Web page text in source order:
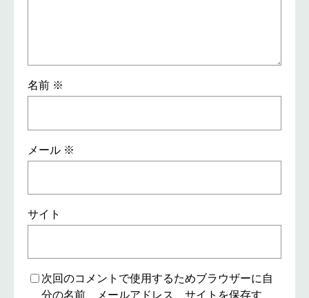
名前 ※
メール ※
サイト
次回のコメントで使用するためブラウザーに自
分の名前、メールアドレス、サイトを保存す